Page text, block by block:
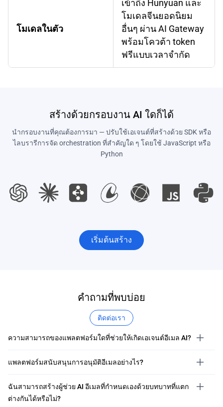
โมเดลในตัว
เข้าถึง Hunyuan และ
โมเดลจีนยอดนิยม
อื่นๆ ผ่าน AI Gateway
พร้อมโควต้า token
ฟรีแบบเวลาจำกัด
สร้างด้วยกรอบงาน AI ใดก็ได้
นำกรอบงานที่คุณต้องการมา — ปรับใช้เอเจนต์ที่สร้างด้วย SDK หรือ
ไลบรารีการจัด orchestration ที่สำคัญใด ๆ โดยใช้ JavaScript หรือ
Python
เริ่มต้นสร้าง
คำถามที่พบบ่อย
ติดต่อเรา
ความสามารถของแพลตฟอร์มใดที่ช่วยให้เกิดเอเจนต์อีเมล AI?
แพลตฟอร์มสนับสนุนการอนุมัติอีเมลอย่างไร?
ฉันสามารถสร้างผู้ช่วย AI อีเมลที่กำหนดเองด้วยบทบาทที่แตก
ต่างกันได้หรือไม่?